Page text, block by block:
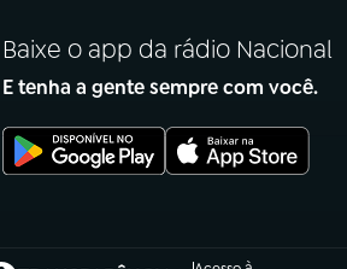
Baixe o app da rádio Nacional
E tenha a gente sempre com você.